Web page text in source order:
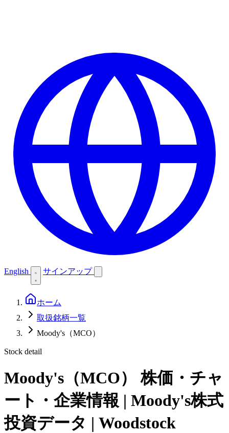
English サインアップ
ホーム
取扱銘柄一覧
Moody's（MCO）
Stock detail
Moody's（MCO）
株価・チャ
ート・企業情報 | Moody's株式
投資データ | Woodstock